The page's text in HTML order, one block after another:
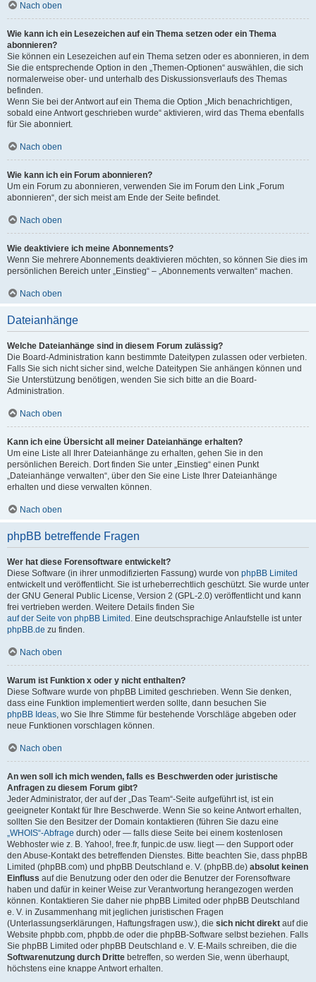
Nach oben
Wie kann ich ein Lesezeichen auf ein Thema setzen oder ein Thema
abonnieren?
Sie können ein Lesezeichen auf ein Thema setzen oder es abonnieren, in dem
Sie die entsprechende Option in den „Themen-Optionen“ auswählen, die sich
normalerweise ober- und unterhalb des Diskussionsverlaufs des Themas
befinden.
Wenn Sie bei der Antwort auf ein Thema die Option „Mich benachrichtigen,
sobald eine Antwort geschrieben wurde“ aktivieren, wird das Thema ebenfalls
für Sie abonniert.
Nach oben
Wie kann ich ein Forum abonnieren?
Um ein Forum zu abonnieren, verwenden Sie im Forum den Link „Forum
abonnieren“, der sich meist am Ende der Seite befindet.
Nach oben
Wie deaktiviere ich meine Abonnements?
Wenn Sie mehrere Abonnements deaktivieren möchten, so können Sie dies im
persönlichen Bereich unter „Einstieg“ – „Abonnements verwalten“ machen.
Nach oben
Dateianhänge
Welche Dateianhänge sind in diesem Forum zulässig?
Die Board-Administration kann bestimmte Dateitypen zulassen oder verbieten.
Falls Sie sich nicht sicher sind, welche Dateitypen Sie anhängen können und
Sie Unterstützung benötigen, wenden Sie sich bitte an die Board-
Administration.
Nach oben
Kann ich eine Übersicht all meiner Dateianhänge erhalten?
Um eine Liste all Ihrer Dateianhänge zu erhalten, gehen Sie in den
persönlichen Bereich. Dort finden Sie unter „Einstieg“ einen Punkt
„Dateianhänge verwalten“, über den Sie eine Liste Ihrer Dateianhänge
erhalten und diese verwalten können.
Nach oben
phpBB betreffende Fragen
Wer hat diese Forensoftware entwickelt?
Diese Software (in ihrer unmodifizierten Fassung) wurde von phpBB Limited
entwickelt und veröffentlicht. Sie ist urheberrechtlich geschützt. Sie wurde unter
der GNU General Public License, Version 2 (GPL-2.0) veröffentlicht und kann
frei vertrieben werden. Weitere Details finden Sie
auf der Seite von phpBB Limited . Eine deutschsprachige Anlaufstelle ist unter
phpBB.de zu finden.
Nach oben
Warum ist Funktion x oder y nicht enthalten?
Diese Software wurde von phpBB Limited geschrieben. Wenn Sie denken,
dass eine Funktion implementiert werden sollte, dann besuchen Sie
phpBB Ideas, wo Sie Ihre Stimme für bestehende Vorschläge abgeben oder
neue Funktionen vorschlagen können.
Nach oben
An wen soll ich mich wenden, falls es Beschwerden oder juristische
Anfragen zu diesem Forum gibt?
Jeder Administrator, der auf der „Das Team“-Seite aufgeführt ist, ist ein
geeigneter Kontakt für Ihre Beschwerde. Wenn Sie so keine Antwort erhalten,
sollten Sie den Besitzer der Domain kontaktieren (führen Sie dazu eine
„WHOIS“-Abfrage durch) oder — falls diese Seite bei einem kostenlosen
Webhoster wie z. B. Yahoo!, free.fr, funpic.de usw. liegt — den Support oder
den Abuse-Kontakt des betreffenden Dienstes. Bitte beachten Sie, dass phpBB
Limited (phpBB.com) und phpBB Deutschland e. V. (phpBB.de) absolut keinen
Einfluss auf die Benutzung oder den oder die Benutzer der Forensoftware
haben und dafür in keiner Weise zur Verantwortung herangezogen werden
können. Kontaktieren Sie daher nie phpBB Limited oder phpBB Deutschland
e. V. in Zusammenhang mit jeglichen juristischen Fragen
(Unterlassungserklärungen, Haftungsfragen usw.), die sich nicht direkt auf die
Website phpbb.com, phpbb.de oder die phpBB-Software selbst beziehen. Falls
Sie phpBB Limited oder phpBB Deutschland e. V. E-Mails schreiben, die die
Softwarenutzung durch Dritte betreffen, so werden Sie, wenn überhaupt,
höchstens eine knappe Antwort erhalten.